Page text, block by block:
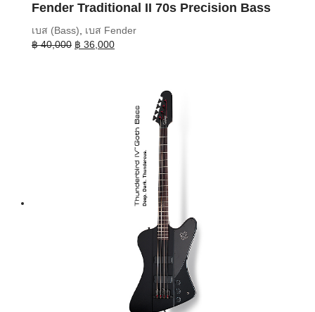
Fender Traditional II 70s Precision Bass
เบส (Bass), เบส Fender
฿40,000 Original
฿ 36,000Current